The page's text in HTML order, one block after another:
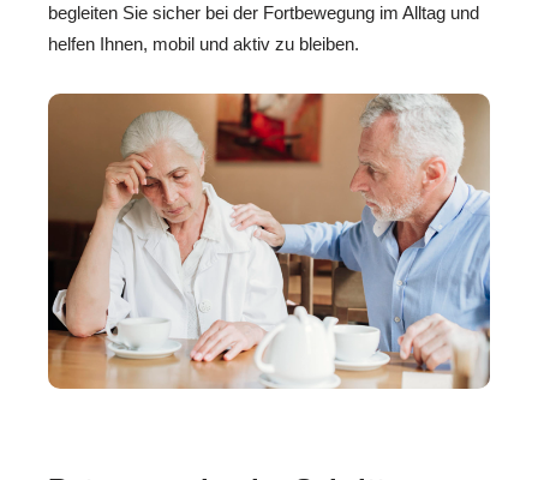
begleiten Sie sicher bei der Fortbewegung im Alltag und
helfen Ihnen, mobil und aktiv zu bleiben.